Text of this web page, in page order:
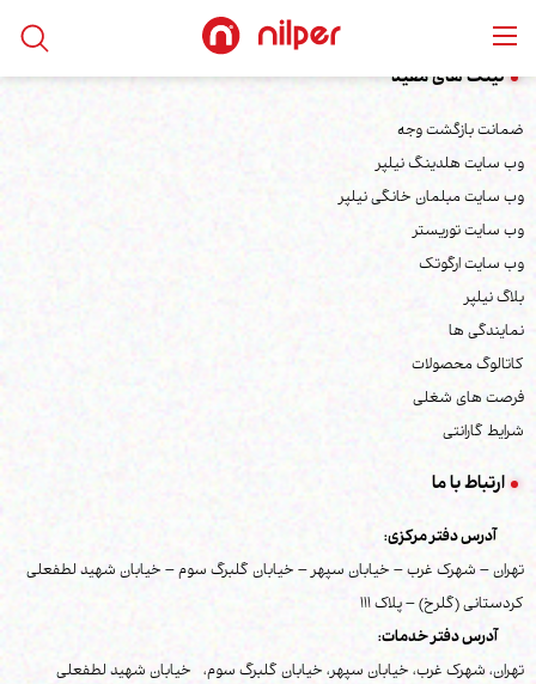
لینک های مفید
ضمانت بازگشت وجه
وب سایت هلدینگ نیلپر
وب سایت مبلمان خانگی نیلپر
وب سایت توریستر
وب سایت ارگوتک
بلاگ نیلپر
نمایندگی ها
کاتالوگ محصولات
فرصت های شغلی
شرایط گارانتی
ارتباط با ما
آدرس دفتر مرکزی:
تهران – شهرک غرب – خیابان سپهر – خیابان گلبرگ سوم – خیابان شهید لطفعلی
کردستانی (گلرخ) – پلاک 111
آدرس دفتر خدمات:
تهران، شهرک غرب، خیابان سپهر، خیابان گلبرگ سوم، خیابان شهید لطفعلی